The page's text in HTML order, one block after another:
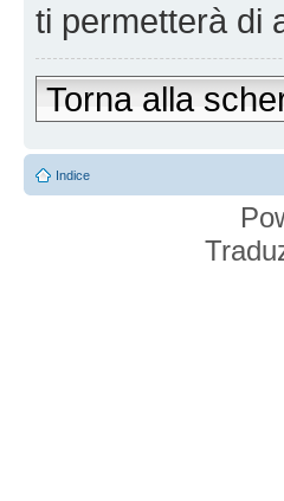
ti permetterà di
Torna alla
Indice